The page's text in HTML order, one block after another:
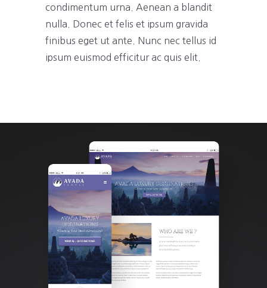
condimentum urna. Aenean a blandit
nulla. Donec et felis et ipsum gravida
finibus eget ut ante. Nunc nec tellus id
ipsum euismod efficitur ac quis elit.